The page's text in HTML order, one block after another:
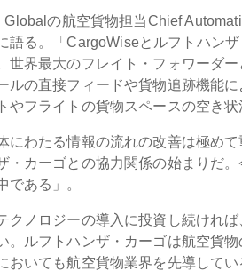
Globalの航空貨物担当Chief
語る。「CargoWiseとルフトハン
世界最大のフレイト・フォワーダ
ルの直接フィードや貨物追跡機能
やフライトの貨物スペースの空き
にわたる情報の流れの改善は極め
・カーゴとの協力関係の始まりだ
である」。
クノロジーの導入に投資し続けれ
。ルフトハンザ・カーゴは航空貨
おいても航空貨物業界を先導して